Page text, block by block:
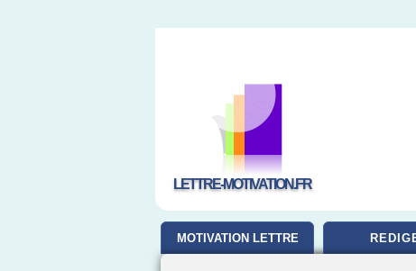
LETTRE-MOTIVATION.FR
MOTIVATION LETTRE